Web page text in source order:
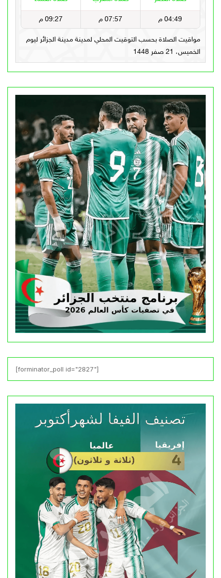
[forminator_poll id="2827"]